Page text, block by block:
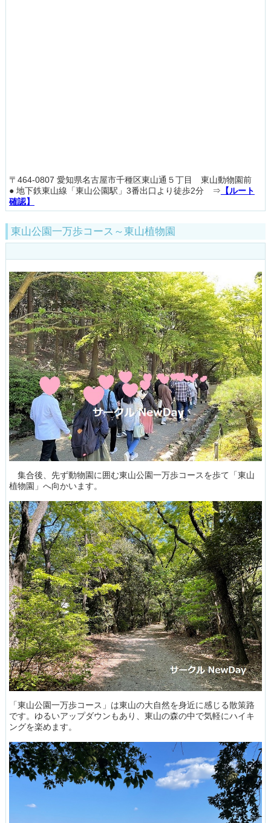
〒464-0807 愛知県名古屋市千種区東山通５丁目 東山動物園前
● 地下鉄東山線「東山公園駅」3番出口より徒歩2分 ⇒ 【ルート
確認】
東山公園一万歩コース～東山植物園
集合後、先ず動物園に囲む東山公園一万歩コースを歩て「東山
植物園」へ向かいます。
「東山公園一万歩コース」は東山の大自然を身近に感じる散策路
です。ゆるいアップダウンもあり、東山の森の中で気軽にハイキ
ングを楽めます。